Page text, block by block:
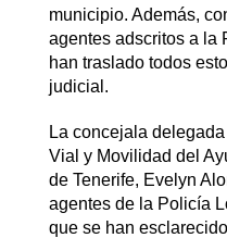
municipio. Además,
agentes adscritos a la
han traslado todos
judicial.
La concejala
Vial y Movilidad del
de Tenerife, Evelyn
agentes de la Policía
que se han